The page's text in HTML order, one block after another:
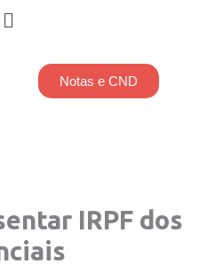
Menu
Notas e CND
IRPF dos